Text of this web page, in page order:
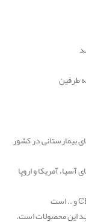
طرفین
بیمارستانی در کشور
در قاره های آسیا، آمریکا و اروپا
این محصولات است.